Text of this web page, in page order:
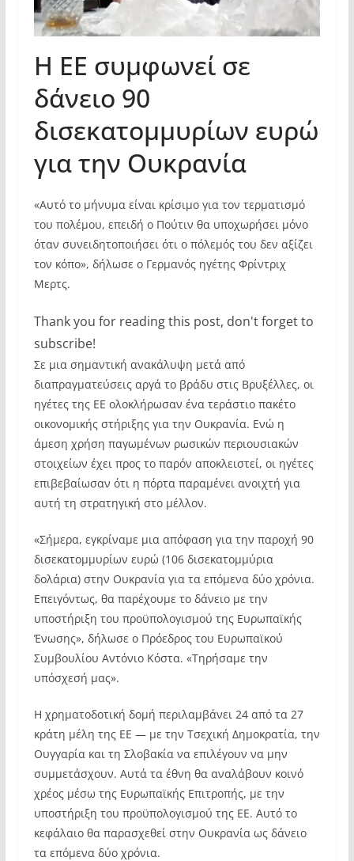
Η ΕΕ συμφωνεί σε
δάνειο 90
δισεκατομμυρίων ευρώ
για την Ουκρανία
«Αυτό το μήνυμα είναι κρίσιμο για τον τερματισμό
του πολέμου, επειδή ο Πούτιν θα υποχωρήσει μόνο
όταν συνειδητοποιήσει ότι ο πόλεμός του δεν αξίζει
τον κόπο», δήλωσε ο Γερμανός ηγέτης Φρίντριχ
Μερτς.
Thank you for reading this post, don't forget to
subscribe!
Σε μια σημαντική ανακάλυψη μετά από
διαπραγματεύσεις αργά το βράδυ στις Βρυξέλλες, οι
ηγέτες της ΕΕ ολοκλήρωσαν ένα τεράστιο πακέτο
οικονομικής στήριξης για την Ουκρανία. Ενώ η
άμεση χρήση παγωμένων ρωσικών περιουσιακών
στοιχείων έχει προς το παρόν αποκλειστεί, οι ηγέτες
επιβεβαίωσαν ότι η πόρτα παραμένει ανοιχτή για
αυτή τη στρατηγική στο μέλλον.
«Σήμερα, εγκρίναμε μια απόφαση για την παροχή 90
δισεκατομμυρίων ευρώ (106 δισεκατομμύρια
δολάρια) στην Ουκρανία για τα επόμενα δύο χρόνια.
Επειγόντως, θα παρέχουμε το δάνειο με την
υποστήριξη του προϋπολογισμού της Ευρωπαϊκής
Ένωσης», δήλωσε ο Πρόεδρος του Ευρωπαϊκού
Συμβουλίου Αντόνιο Κόστα. «Τηρήσαμε την
υπόσχεσή μας».
Η χρηματοδοτική δομή περιλαμβάνει 24 από τα 27
κράτη μέλη της ΕΕ — με την Τσεχική Δημοκρατία, την
Ουγγαρία και τη Σλοβακία να επιλέγουν να μην
συμμετάσχουν. Αυτά τα έθνη θα αναλάβουν κοινό
χρέος μέσω της Ευρωπαϊκής Επιτροπής, με την
υποστήριξη του προϋπολογισμού της ΕΕ. Αυτό το
κεφάλαιο θα παρασχεθεί στην Ουκρανία ως δάνειο
τα επόμενα δύο χρόνια.